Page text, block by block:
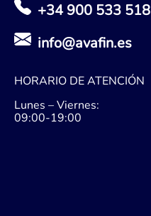
+34 900 533 518
info@avafin.es
HORARIO DE ATENCIÓN
Lunes – Viernes:
09:00-19:00